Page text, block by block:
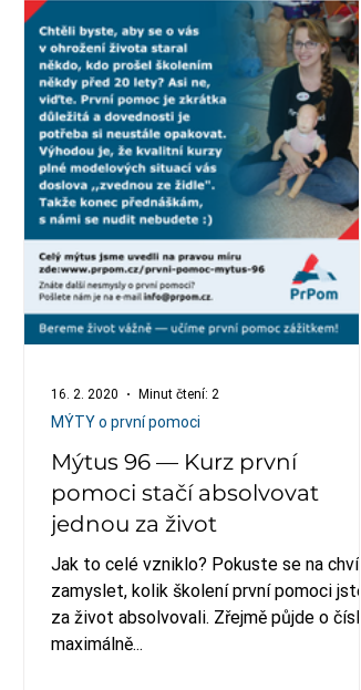
Mýtus 96 — Kurz první
pomoci stačí absolvovat
jednou za život
Jak to celé vzniklo? Pokuste se na chvíli
zamyslet, kolik školení první pomoci jste
za život absolvovali. Zřejmě půjde o číslo
maximálně...
MÝTY o první pomoci
16. 2. 2020 Minut čtení: 2